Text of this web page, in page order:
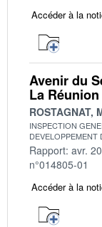
Accéder à la
Avenir du
La Réunion
ROSTAGNAT,
INSPECTION
DEVELOPPEMENT
Rapport: avr.
n°014805-01
Accéder à la